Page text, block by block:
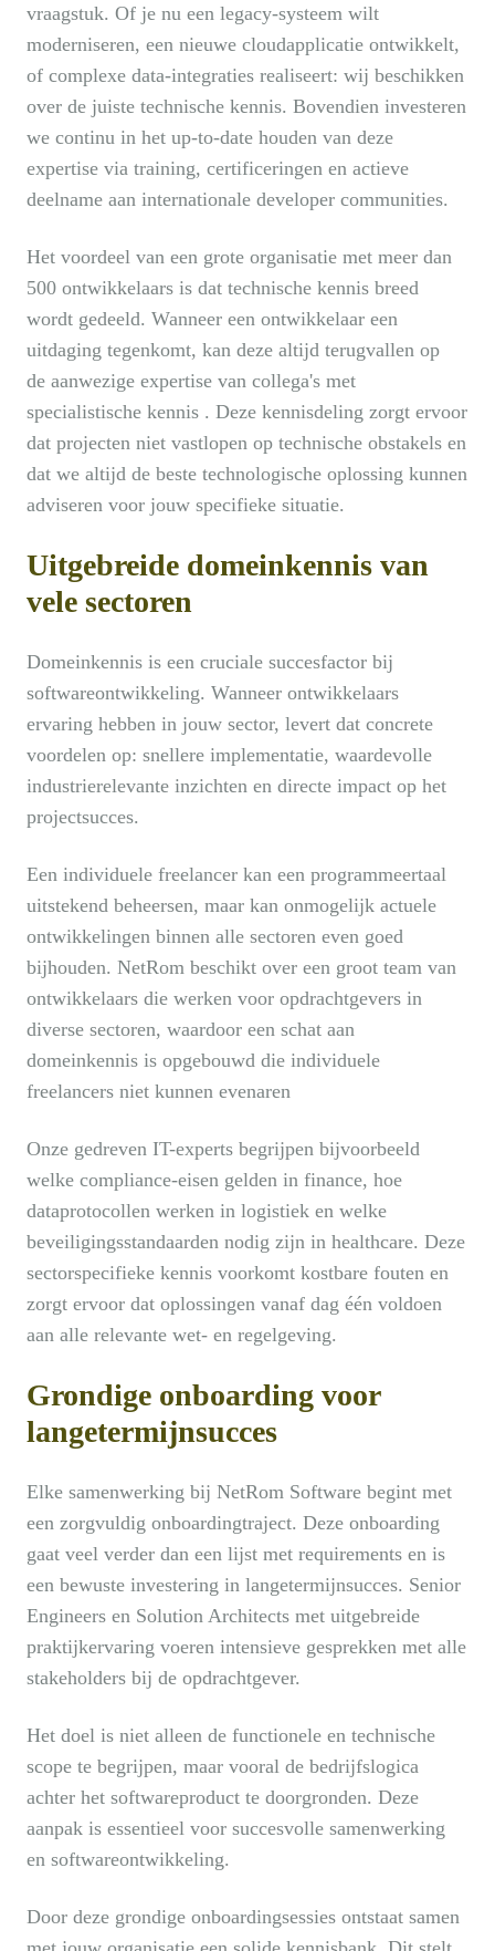
vraagstuk. Of je nu een legacy-systeem wilt
moderniseren, een nieuwe cloudapplicatie ontwikkelt,
of complexe data-integraties realiseert: wij beschikken
over de juiste technische kennis. Bovendien investeren
we continu in het up-to-date houden van deze
expertise via training, certificeringen en actieve
deelname aan internationale developer communities.
Het voordeel van een grote organisatie met meer dan
500 ontwikkelaars is dat technische kennis breed
wordt gedeeld. Wanneer een ontwikkelaar een
uitdaging tegenkomt, kan deze altijd terugvallen op
de aanwezige expertise van collega's met
specialistische kennis . Deze kennisdeling zorgt ervoor
dat projecten niet vastlopen op technische obstakels en
dat we altijd de beste technologische oplossing kunnen
adviseren voor jouw specifieke situatie.
Uitgebreide domeinkennis van
vele sectoren
Domeinkennis is een cruciale succesfactor bij
softwareontwikkeling. Wanneer ontwikkelaars
ervaring hebben in jouw sector, levert dat concrete
voordelen op: snellere implementatie, waardevolle
industrierelevante inzichten en directe impact op het
projectsucces.
Een individuele freelancer kan een programmeertaal
uitstekend beheersen, maar kan onmogelijk actuele
ontwikkelingen binnen alle sectoren even goed
bijhouden. NetRom beschikt over een groot team van
ontwikkelaars die werken voor opdrachtgevers in
diverse sectoren, waardoor een schat aan
domeinkennis is opgebouwd die individuele
freelancers niet kunnen evenaren
Onze gedreven IT-experts begrijpen bijvoorbeeld
welke compliance-eisen gelden in finance, hoe
dataprotocollen werken in logistiek en welke
beveiligingsstandaarden nodig zijn in healthcare. Deze
sectorspecifieke kennis voorkomt kostbare fouten en
zorgt ervoor dat oplossingen vanaf dag één voldoen
aan alle relevante wet- en regelgeving.
Grondige onboarding voor
langetermijnsucces
Elke samenwerking bij NetRom Software begint met
een zorgvuldig onboardingtraject. Deze onboarding
gaat veel verder dan een lijst met requirements en is
een bewuste investering in langetermijnsucces. Senior
Engineers en Solution Architects met uitgebreide
praktijkervaring voeren intensieve gesprekken met alle
stakeholders bij de opdrachtgever.
Het doel is niet alleen de functionele en technische
scope te begrijpen, maar vooral de bedrijfslogica
achter het softwareproduct te doorgronden. Deze
aanpak is essentieel voor succesvolle samenwerking
en softwareontwikkeling.
Door deze grondige onboardingsessies ontstaat samen